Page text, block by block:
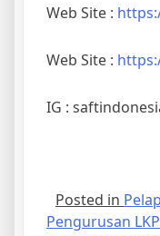
Web Site :
Web Site :
IG :
Posted in
Pengurusan